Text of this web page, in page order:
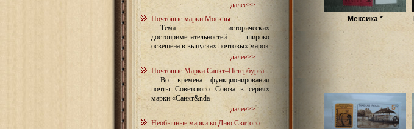
далее>>
Почтовые марки Москвы
Тема исторических
достопримечательностей широко
освещена в выпусках почтовых марок
далее>>
Почтовые Марки Санкт–Петербурга
Во времена функционирования
почты Советского Союза в сериях
марки «Санкт&nda
далее>>
Необычные марки ко Дню Святого
Мексика *